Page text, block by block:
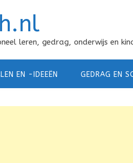
leren, gedrag, onderwijs en
EN -IDEEËN GEDRAG EN